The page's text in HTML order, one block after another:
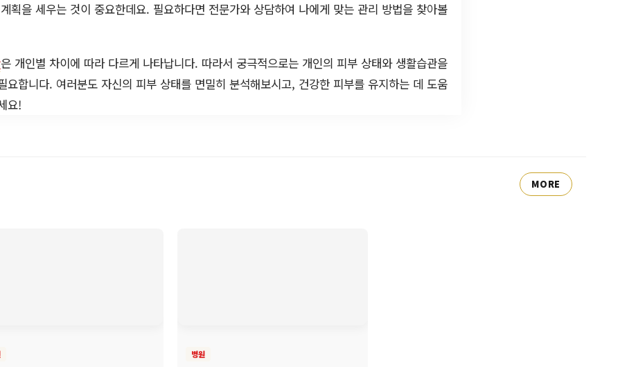
획을 세우는 것이 중요한데요. 필요하다면 전문가와 상담하여 나에게 맞는 관리 방법을 찾아볼
은 개인별 차이에 따라 다르게 나타납니다. 따라서 궁극적으로는 개인의 피부 상태와 생활습관을
요합니다. 여러분도 자신의 피부 상태를 면밀히 분석해보시고, 건강한 피부를 유지하는 데 도움
요!
MORE
병원